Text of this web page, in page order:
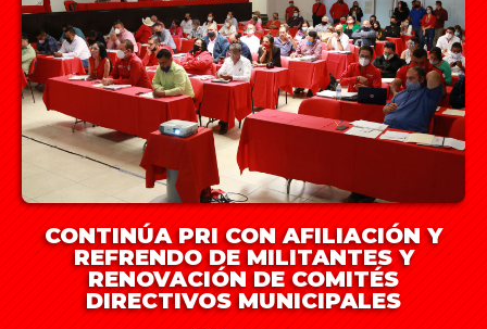
CONTINÚA PRI CON AFILIACIÓN Y
REFRENDO DE MILITANTES Y
RENOVACIÓN DE COMITÉS
DIRECTIVOS MUNICIPALES